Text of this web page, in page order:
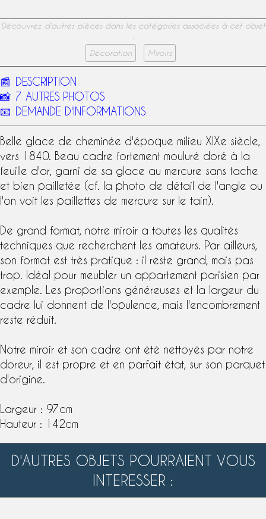
Découvrez d’autres pièces dans les catégories associées à cet objet
:
Décoration
Miroirs
📰 DESCRIPTION
📸 7 AUTRES PHOTOS
📧 DEMANDE D'INFORMATIONS
Belle glace de cheminée d'époque milieu XIXe siècle
vers 1840. Beau cadre fortement mouluré doré à la
feuille d'or , garni de sa glace au mercure sans tache
et bien pailletée (cf. la photo de détail de l'angle ou
l'on voit les paillettes de mercure sur le tain).
De grand format, notre miroir a toutes les qualités
techniques que recherchent les amateurs. Par ailleurs,
son format est très pratique : il reste grand, mais pas
trop. Idéal pour meubler un appartement parisien par
exemple. Les proportions généreuses et la largeur du
cadre lui donnent de l'opulence, mais l'encombrement
reste réduit.
Notre miroir et son cadre ont été nettoyés par notre
doreur, il est propre et en parfait état, sur son parquet
d'origine.
Largeur : 97cm
Hauteur : 142cm
D'AUTRES OBJETS POURRAIENT VOUS
INTERESSER :